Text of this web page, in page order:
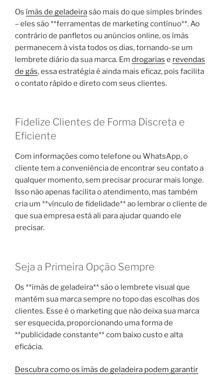
Os ímãs de geladeirasão mais do que simples brindes
– eles são **ferramentas de marketing contínuo**. Ao
contrário de panfletos ou anúncios online, os ímãs
permanecem à vista todos os dias, tornando-se um
lembrete diário da sua marca. Em drogarias e revendas
de gás, essa estratégia é ainda mais eficaz, pois facilita
o contato rápido e direto com seus clientes.
Fidelize Clientes de Forma Discreta e
Eficiente
Com informações como telefone ou WhatsApp, o
cliente tem a conveniência de encontrar seu contato a
qualquer momento, sem precisar procurar mais longe.
Isso não apenas facilita o atendimento, mas também
cria um **vínculo de fidelidade** ao lembrar o cliente de
que sua empresa está ali para ajudar quando ele
precisar.
Seja a Primeira Opção Sempre
Os **ímãs de geladeira** são o lembrete visual que
mantém sua marca sempre no topo das escolhas dos
clientes. Esse é o marketing que não deixa sua marca
ser esquecida, proporcionando uma forma de
**publicidade constante** com baixo custo e alta
eficácia.
Descubra como os ímãs de geladeira podem garantir